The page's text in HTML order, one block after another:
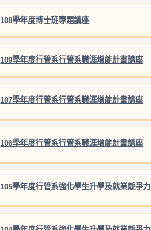
108學年度博士班專題講座
109學年度行管系行管系職涯增能計畫講座
107學年度行管系行管系職涯增能計畫講座
106學年度行管系行管系職涯增能計畫講座
105學年度行管系強化學生升學及就業競爭